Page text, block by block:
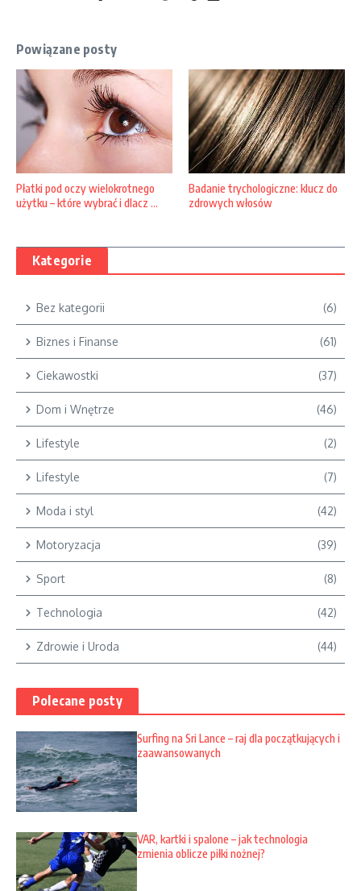
Powiązane posty
Płatki pod oczy wielokrotnego
użytku – które wybrać i dlacz ...
Badanie trychologiczne: klucz do
zdrowych włosów
Kategorie
Bez kategorii (6)
Biznes i Finanse (61)
Ciekawostki (37)
Dom i Wnętrze (46)
Lifestyle (2)
Lifestyle (7)
Moda i styl (42)
Motoryzacja (39)
Sport (8)
Technologia (42)
Zdrowie i Uroda (44)
Polecane posty
Surfing na Sri Lance – raj dla początkujących i
zaawansowanych
VAR, kartki i spalone – jak technologia
zmienia oblicze piłki nożnej?